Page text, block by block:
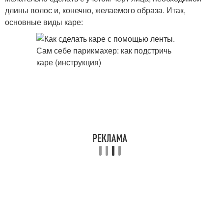
длины волос и, конечно, желаемого образа. Итак,
основные виды каре: